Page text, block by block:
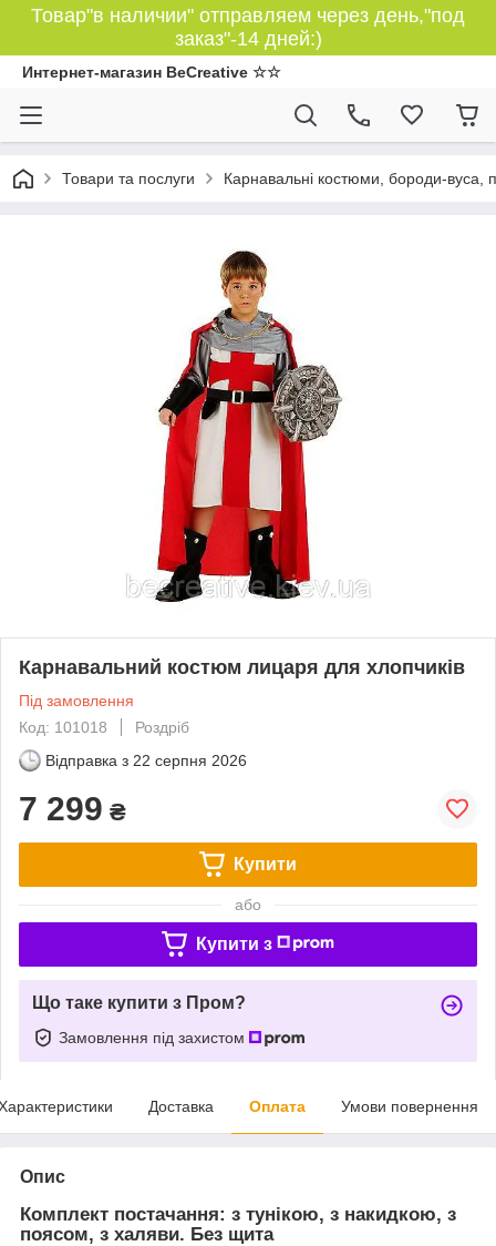
Товар"в наличии" отправляем через день,"под
заказ"-14 дней:)
Интернет-магазин BeCreative ☆☆
Товари та послуги Карнавальні костюми, бороди-вуса,
Карнавальний костюм лицаря для хлопчиків
Під замовлення
Код: 101018
Роздріб
Відправка з 22 серпня 2026
7 299 ₴
Купити
або
Купити з
Що таке купити з Пром?
Замовлення під захистом
Доставка Оплата Умови повернення
Опис
Комплект постачання: з тунікою, з накидкою, з
поясом, з халяви. Без щита